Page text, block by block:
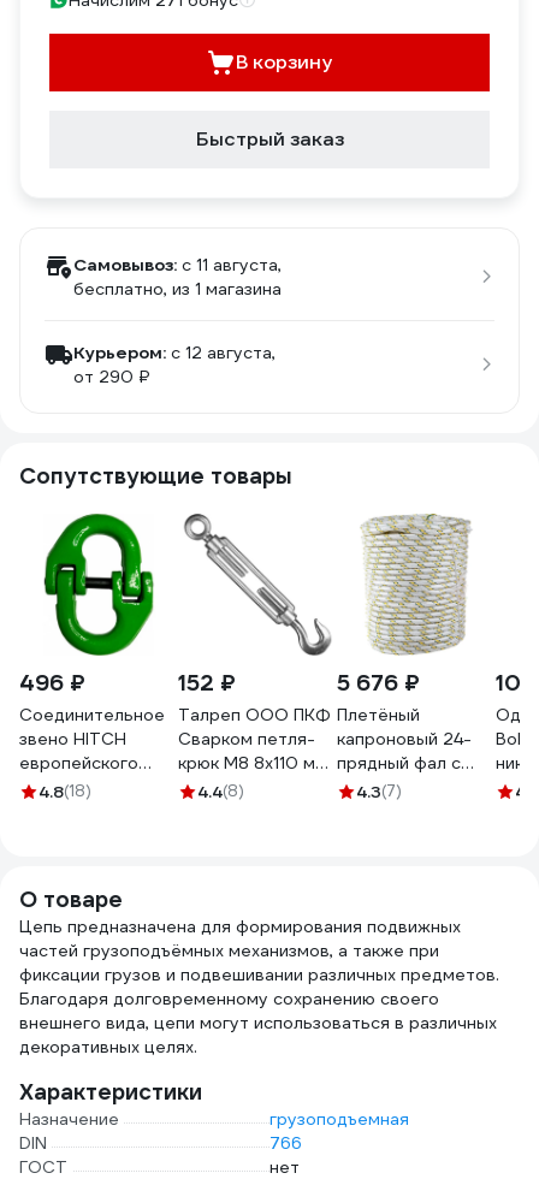
В корзину
Быстрый заказ
Самовывоз: c 11 августа,
бесплатно, из 1 магазина
Курьером: c 12 августа,
от 290 ₽
Сопутствующие товары
496 ₽
Соединительное
звено HITCH
европейского
типа, 10-Т8 кл., 3.2
4.8(18)
152 ₽
Талреп ООО ПКФ
Сварком петля-
крюк М8 8x110 мм
c000001112
4.4(8)
5 676 ₽
Плетёный
капроновый 24-
прядный фал с
капроновым
4.3(7)
под4.7
О товаре
Цепь предназначена для формирования подвижных
частей грузоподъёмных механизмов, а также при
фиксации грузов и подвешивании различных предметов.
Благодаря долговременному сохранению своего
внешнего вида, цепи могут использоваться в различных
декоративных целях.
Характеристики
Назначение
грузоподъемная
DIN
766
ГОСТ
нет